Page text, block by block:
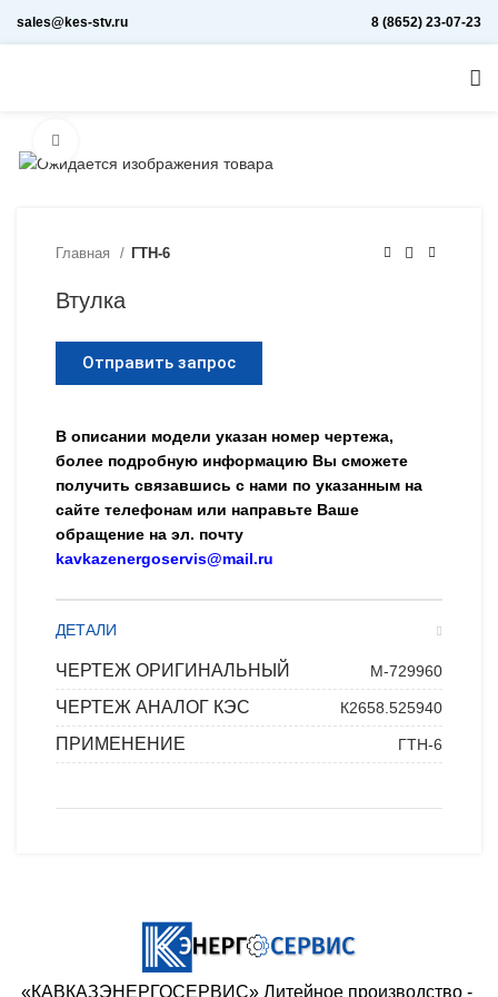
sales@kes-stv.ru 8 (8652) 23-07-23
Главная ГТН-6
Втулка
Отправить запрос
В описании модели указан номер чертежа,
более подробную информацию Вы сможете
получить связавшись с нами по указанным на
сайте телефонам или направьте Ваше
обращение на эл. почту
kavkazenergoservis@mail.ru
ДЕТАЛИ
ЧЕРТЕЖ ОРИГИНАЛЬНЫЙ М-729960
ЧЕРТЕЖ АНАЛОГ КЭС К2658.525940
ПРИМЕНЕНИЕ ГТН-6
«КАВКАЗЭНЕРГОСЕРВИС» ​Литейное производство - ​